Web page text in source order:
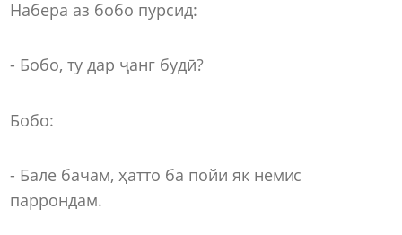
Набера аз бобо пурсид:
- Бобо, ту дар ҷанг будӣ?
Бобо:
- Бале бачам, ҳатто ба пойи як немис
паррондам.